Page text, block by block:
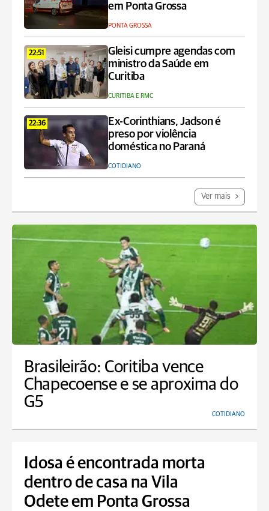
em Ponta Grossa
PONTA GROSSA
22:51
Gleisi cumpre agendas com
ministro da Saúde em
Curitiba
CURITIBA E RMC
22:36
Ex-Corinthians, Jadson é
preso por violência
doméstica no Paraná
COTIDIANO
Ver mais
Brasileirão: Coritiba vence
Chapecoense e se aproxima do
G5
COTIDIANO
Idosa é encontrada morta
dentro de casa na Vila
Odete em Ponta Grossa